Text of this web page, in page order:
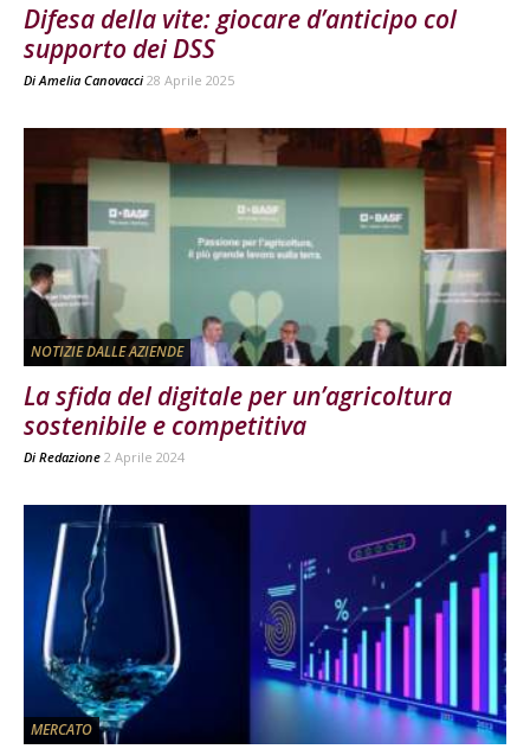
Difesa della vite: giocare d’anticipo col
supporto dei DSS
Di Amelia Canovacci 28 Aprile 2025
NOTIZIE DALLE AZIENDE
La sfida del digitale per un’agricoltura
sostenibile e competitiva
Di Redazione 2 Aprile 2024
MERCATO